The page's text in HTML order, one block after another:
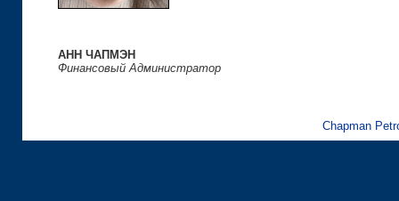
АНН ЧАПМЭН
Финансовый Администратор
Chapman